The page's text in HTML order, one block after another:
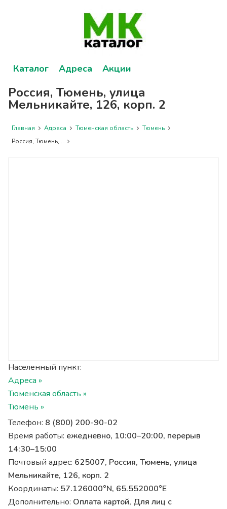
Каталог Адреса Акции
Россия, Тюмень, улица
Мельникайте, 126, корп. 2
Главная Адреса Тюменская область
Тюмень
Россия, Тюмень,...
Населенный пункт:
Адреса »
Тюменская область »
Тюмень »
Телефон: 8 (800) 200-90-02
Время работы: ежедневно, 10:00–20:00, перерыв
14:30–15:00
Почтовый адрес: 625007, Россия, Тюмень, улица
Мельникайте, 126, корп. 2
Координаты: 57.126000°N, 65.552000°E
Дополнительно: Оплата картой, Для лиц с